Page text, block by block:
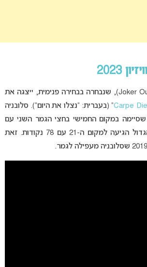
2023
(Joker Out), שנבחרה בבחירה פנימית, ייצגה את
Carpe” (בעברית: “נצלו את היום”). סלובניה
במקום החמישי בחצי הגמר השני עם
103 נקודות, ובגמר הגדול הגיעה למקום ה-21 עם 78 נקודות. זאת